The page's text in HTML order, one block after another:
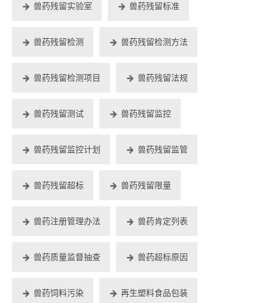
兽药残留实验室 兽药残留标准
兽药残留检测 兽药残留检测方法
兽药残留检测项目 兽药残留法规
兽药残留测试 兽药残留监控
兽药残留监控计划 兽药残留监管
兽药残留超标 兽药残留限量
兽药注册管理办法 兽药肯定列表
兽药质量监督抽查 兽药超标原因
兽药饲料污染 再生塑料食品包装